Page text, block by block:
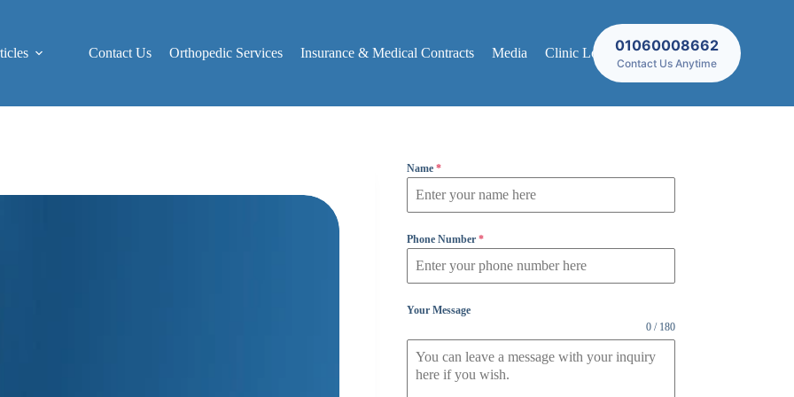
Contact Us Orthopedic Services Insurance & Medical Contracts Media Clinic Locations01060008662
Contact Us Anytime
Name*
Phone Number*
Your Message
0 / 180